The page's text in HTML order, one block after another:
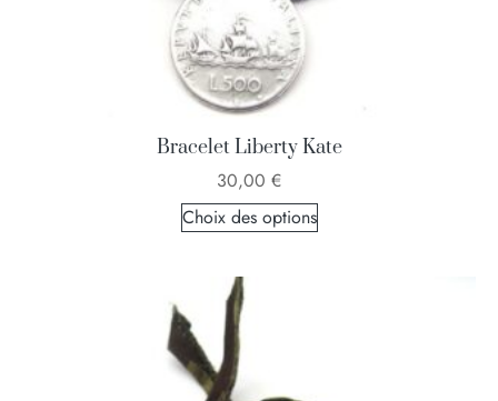
Bracelet Liberty Kate
30,00 €
Choix des options